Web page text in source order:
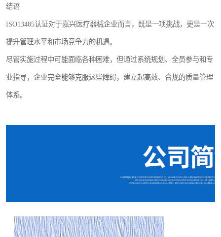
结语
ISO13485认证对于嘉兴医疗器械企业而言，既是一项挑战，更是一次
提升管理水平和市场竞争力的机遇。
尽管实施过程中可能面临各种困难，但通过系统规划、全员参与和专
业指导，企业完全能够克服这些障碍，建立起高效、合规的质量管理
体系。